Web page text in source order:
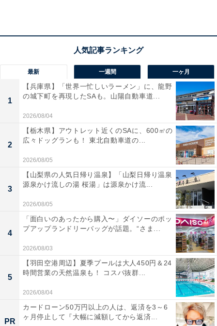
対象外の商品をチェック
本キャンペーンでは、以下の商品が対象外となっていま
・HomePad、Mac mini M2／M2 Pro、Apple Pro Display
XDR、Apple Care+月払いプラン
・製品購入後単品として購入したApple Care、ギフトカ
ード、ギフト包装、Apple Developer Program、配送
料、消費税
・修理サービス
最新 一週間 一ヶ月
1
【兵庫県】「世界一忙しいラーメン」に、龍野
の城下町を再現したSAも。山陽自動車道...
2026/08/04
2
【栃木県】アウトレット近くのSAに、600㎡の
広々ドッグランも！ 東北自動車道の...
2026/08/05
3
【山梨県の人気日帰り温泉】「山梨日帰り温泉
源泉かけ流しの湯 桜湯」は源泉かけ流...
2026/08/05
4
「面白いのあったから購入〜」ダイソーのポッ
プアップランドリーバッグが話題。“さま...
2026/08/03
5
【羽田空港周辺】夏季プールは大人450円＆24
時間営業の天然温泉も！ コスパ抜群...
2026/08/04
PR
カードローン50万円以上の人は、返済を3～6
ヶ月停止して『大幅に減額してから返済...